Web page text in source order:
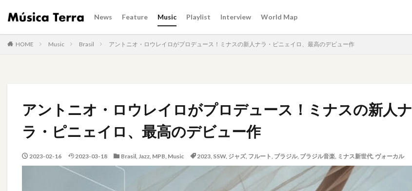
News Feature Music Playlist Interview World Map
HOME Music Brasil アントニオ・ロウレイロがプロデュース！ミナスの新人ナラ・ピニェイロ、最高のデビュー作
アントニオ・ロウレイロがプロデュース！ミナスの新人ナ
ラ・ピニェイロ、最高のデビュー作
2023-02-16 2023-03-18 Brasil, Jazz, MPB, Music 2023, SSW, ジャズ, フルート, ブラジル, ブラジル音楽, ミナス新世代, ヴォーカル